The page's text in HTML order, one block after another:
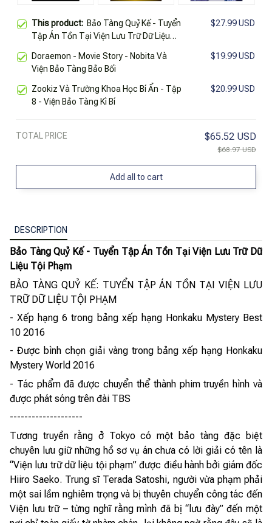
This product: Bảo Tàng Quỷ Kế - Tuyển
Tập Án Tồn Tại Viện Lưu Trữ Dữ Liệu
$27.99 USD
Doraemon - Movie Story - Nobita Và
Viện Bảo Tàng Bảo Bối
$19.99 USD
Zookiz Và Trường Khoa Học Bí Ẩn - Tập
8 - Viện Bảo Tàng Kì Bí
$20.99 USD
TOTAL PRICE $65.52 USD
$68.97 USD
Add all to cart
DESCRIPTION
Bảo Tàng Quỷ Kế - Tuyển Tập Án Tồn Tại Viện Lưu Trữ Dữ
Liệu Tội Phạm
BẢO TÀNG QUỶ KẾ: TUYỂN TẬP ÁN TỒN TẠI VIỆN LƯU
TRỮ DỮ LIỆU TỘI PHẠM
- Xếp hạng 6 trong bảng xếp hạng Honkaku Mystery Best
10 2016
- Được bình chọn giải vàng trong bảng xếp hạng Honkaku
Mystery World 2016
- Tác phẩm đã được chuyển thể thành phim truyền hình và
được phát sóng trên đài TBS
--------------------
Tương truyền rằng ở Tokyo có một bảo tàng đặc biệt
chuyên lưu giữ những hồ sơ vụ án chưa có lời giải có tên là
“Viện lưu trữ dữ liệu tội phạm” được điều hành bởi giám đốc
Hiiro Saeko. Trung sĩ Terada Satoshi, người vừa phạm phải
một sai lầm nghiêm trọng và bị thuyên chuyển công tác đến
Viện lưu trữ – từng nghĩ rằng mình đã bị “lưu đày” đến một